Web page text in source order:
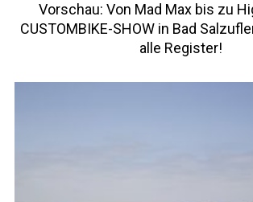
Vorschau: Von Mad Max bis zu
CUSTOMBIKE-SHOW in Bad
alle Register!